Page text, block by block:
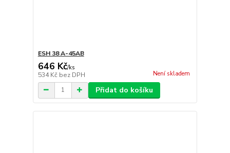
ESH 38 A-45AB
646 Kč/ks
534 Kč bez DPH Není skladem
Přidat do košíku